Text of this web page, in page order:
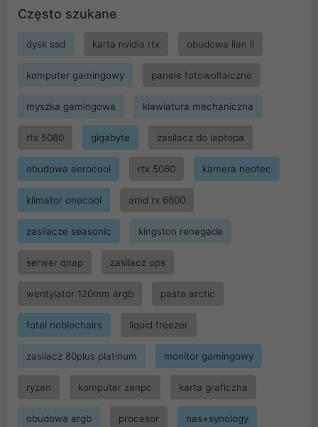
Często szukane
dysk ssd karta nvidia rtx obudowa lian li
komputer gamingowy panele fotowoltaiczne
myszka gamingowa klawiatura mechaniczna
rtx 5080 gigabyte zasilacz do laptopa
obudowa aerocool rtx 5060 kamera neotec
klimator onecool amd rx 6600
zasilacze seasonic kingston renegade
serwer qnap zasilacz ups
wentylator 120mm argb pasta arctic
fotel noblechairs liquid freezer
zasilacz 80plus platinum monitor gamingowy
ryzen komputer zenpc karta graficzna
obudowa argb procesor nas+synology